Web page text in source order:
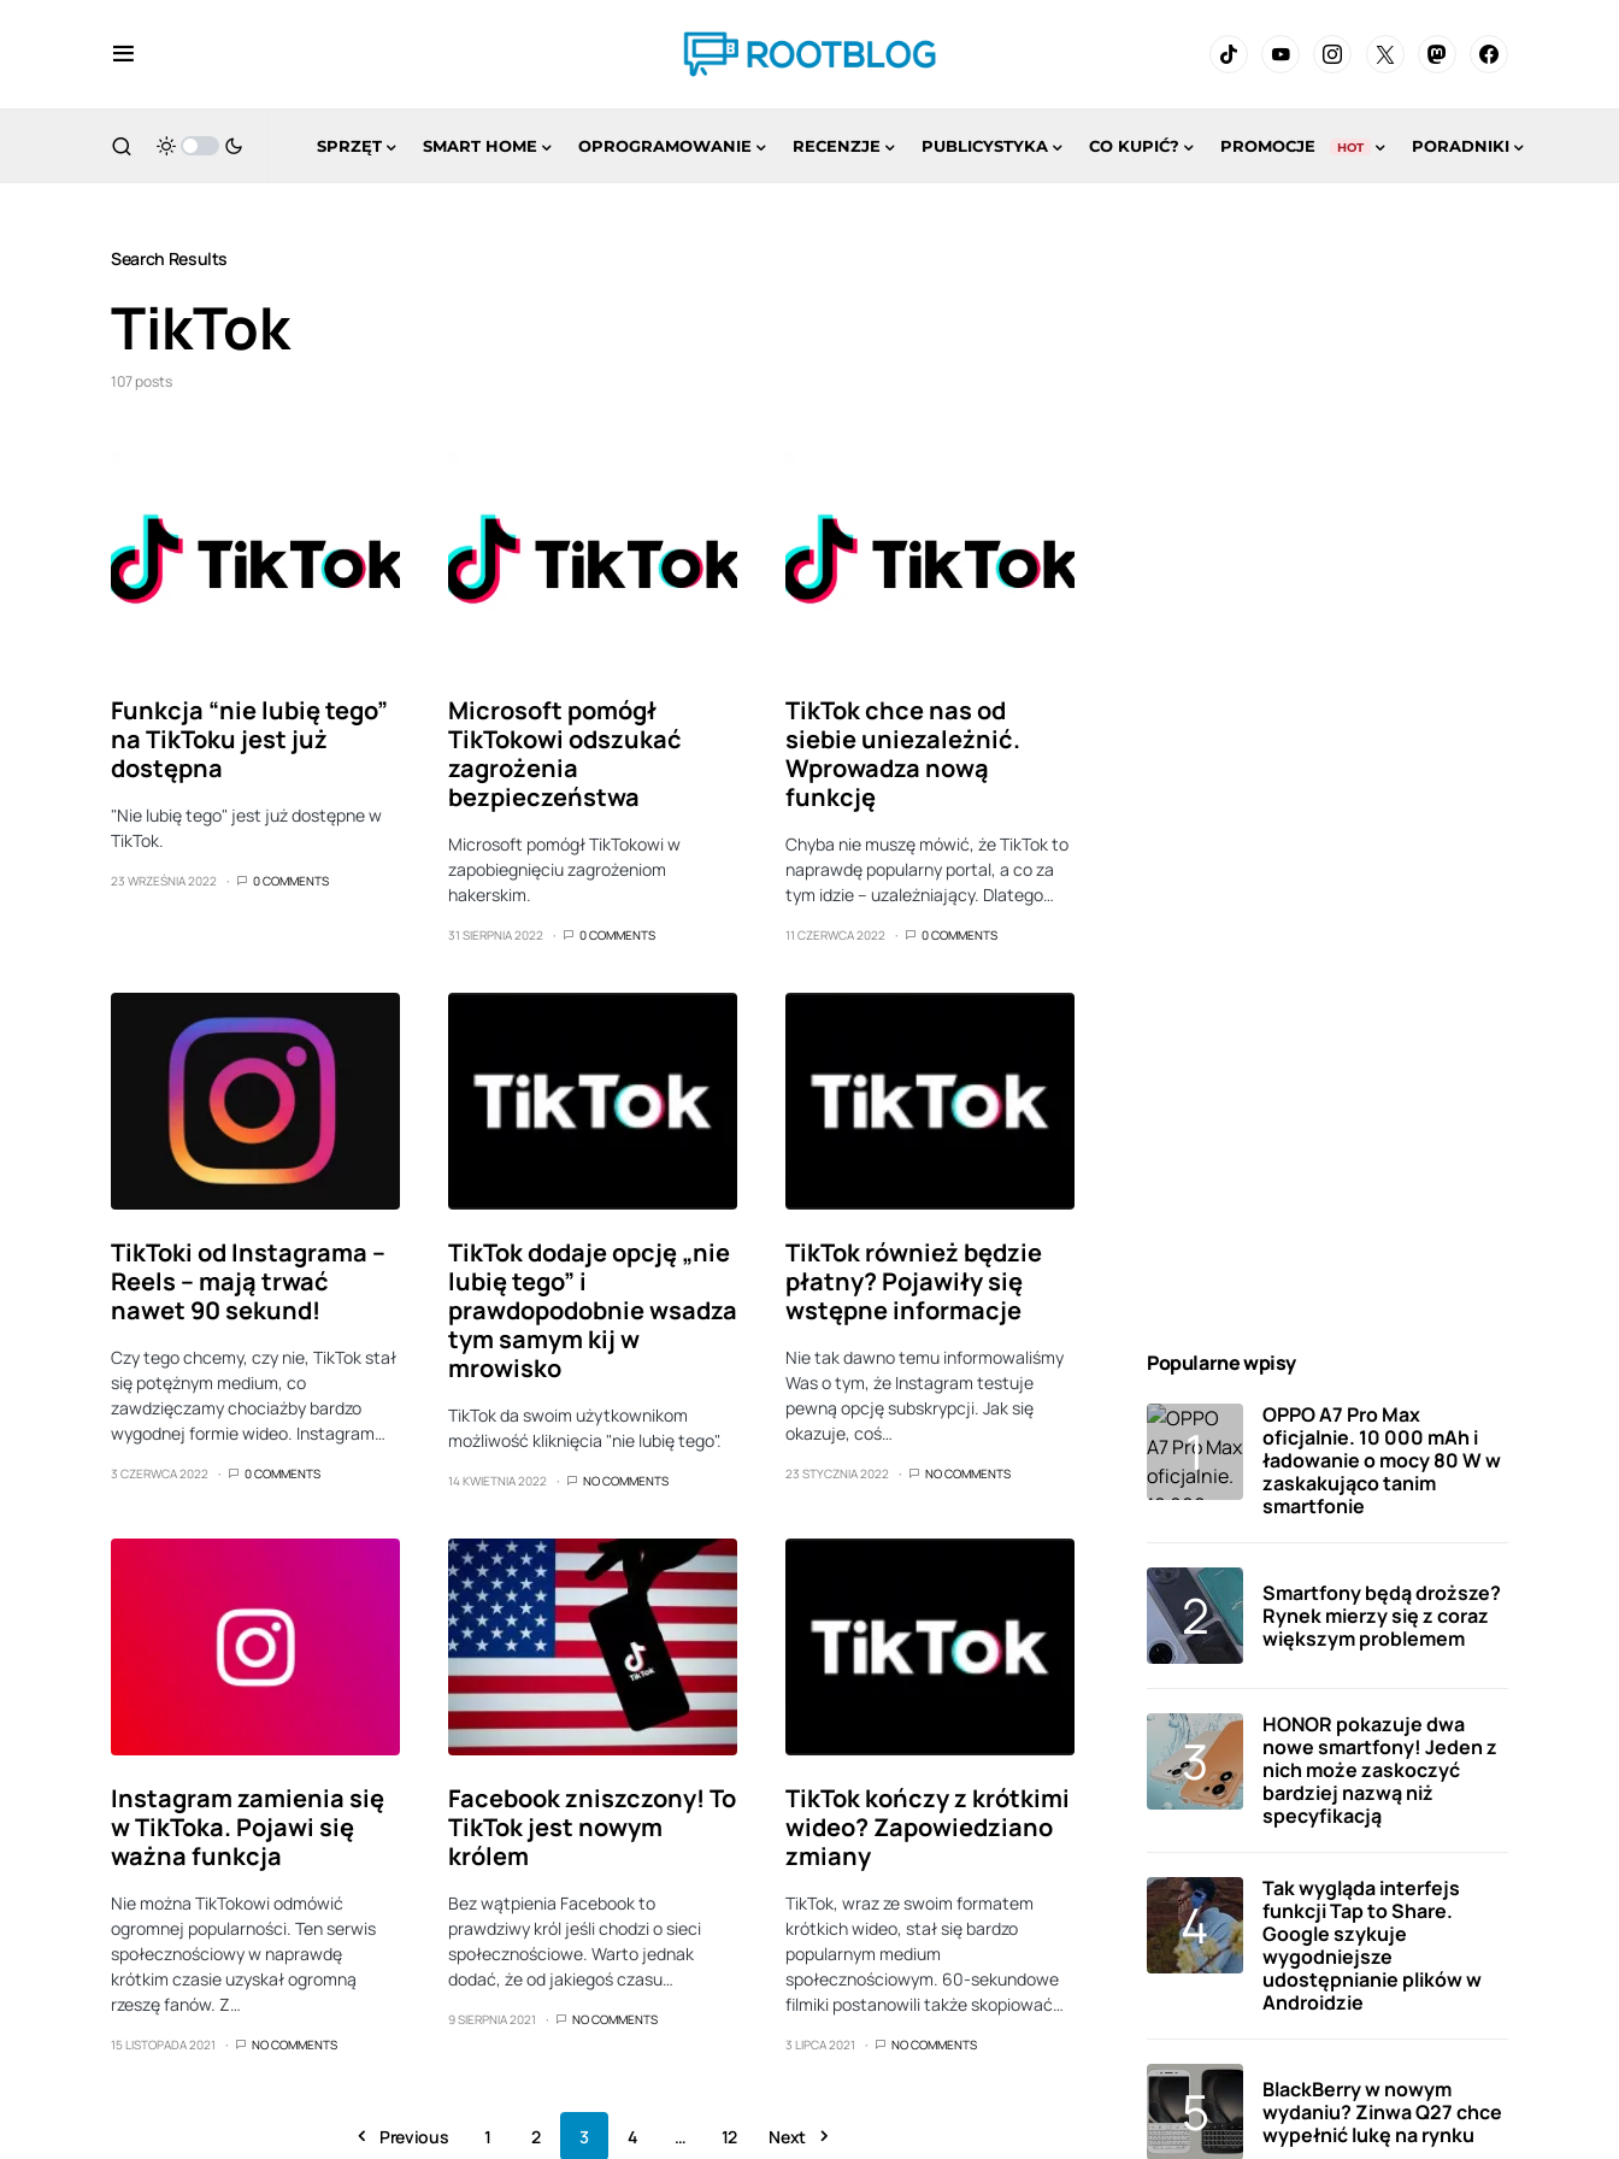
SPRZĘT SMART HOME OPROGRAMOWANIE RECENZJE PUBLICYSTYKA CO KUPIĆ? PROMOCJE HOT PORADNIKI
Search Results
TikTok
107 posts
Funkcja “nie lubię tego”
na TikToku jest już
dostępna
"Nie lubię tego" jest już dostępne w
TikTok.
23 WRZEŚNIA 2022 0 COMMENTS
Microsoft pomógł
TikTokowi odszukać
zagrożenia
bezpieczeństwa
Microsoft pomógł TikTokowi w
zapobiegnięciu zagrożeniom
hakerskim.
31 SIERPNIA 2022 0 COMMENTS
TikTok chce nas od
siebie uniezależnić.
Wprowadza nową
funkcję
Chyba nie muszę mówić, że TikTok to
naprawdę popularny portal, a co za
tym idzie – uzależniający. Dlatego…
11 CZERWCA 2022 0 COMMENTS
TikToki od Instagrama –
Reels – mają trwać
nawet 90 sekund!
Czy tego chcemy, czy nie, TikTok stał
się potężnym medium, co
zawdzięczamy chociażby bardzo
wygodnej formie wideo. Instagram…
3 CZERWCA 2022 0 COMMENTS
TikTok dodaje opcję „nie
lubię tego” i
prawdopodobnie wsadza
tym samym kij w
mrowisko
TikTok da swoim użytkownikom
możliwość kliknięcia "nie lubię tego".
14 KWIETNIA 2022 NO COMMENTS
TikTok również będzie
płatny? Pojawiły się
wstępne informacje
Nie tak dawno temu informowaliśmy
Was o tym, że Instagram testuje
pewną opcję subskrypcji. Jak się
okazuje, coś…
23 STYCZNIA 2022 NO COMMENTS
Instagram zamienia się
w TikToka. Pojawi się
ważna funkcja
Nie można TikTokowi odmówić
ogromnej popularności. Ten serwis
społecznościowy w naprawdę
krótkim czasie uzyskał ogromną
rzeszę fanów. Z…
15 LISTOPADA 2021 NO COMMENTS
Facebook zniszczony! To
TikTok jest nowym
królem
Bez wątpienia Facebook to
prawdziwy król jeśli chodzi o sieci
społecznościowe. Warto jednak
dodać, że od jakiegoś czasu…
9 SIERPNIA 2021 NO COMMENTS
TikTok kończy z krótkimi
wideo? Zapowiedziano
zmiany
TikTok, wraz ze swoim formatem
krótkich wideo, stał się bardzo
popularnym medium
społecznościowym. 60-sekundowe
filmiki postanowili także skopiować…
3 LIPCA 2021 NO COMMENTS
Previous 1 2 3 4 … 12 Next
Popularne wpisy
OPPO A7 Pro Max
oficjalnie. 10 000 mAh i
ładowanie o mocy 80 W w
zaskakująco tanim
smartfonie
Smartfony będą droższe?
Rynek mierzy się z coraz
większym problemem
HONOR pokazuje dwa
nowe smartfony! Jeden z
nich może zaskoczyć
bardziej nazwą niż
specyfikacją
Tak wygląda interfejs
funkcji Tap to Share.
Google szykuje
wygodniejsze
udostępnianie plików w
Androidzie
BlackBerry w nowym
wydaniu? Zinwa Q27 chce
wypełnić lukę na rynku